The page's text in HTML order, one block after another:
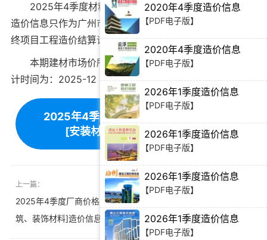
2025年4季度材料厂商设备价格第2册[安装材料]上部
造价信息只作为广州市建筑市场材料价格辅助参考资料,最
终项目工程造价结算请以双方协商为准。
本期建材市场价所属地区：广州,建材市场材料价格统
计时间为：2025-12
2025年4季度材料厂商设备价格第2册
[安装材料]上部造价信息下载
上一篇：
2025年4季度厂商价格第1册[建
筑、装饰材料]造价信息
2025年4季度材料厂商设备价格
第3册[安装材料]下部造价信息
2020年4季度造价信息
【PDF电子版】
2020年4季度造价信息
【PDF电子版】
2026年1季度造价信息
【PDF电子版】
2026年1季度造价信息
【PDF电子版】
2026年1季度造价信息
【PDF电子版】
2026年1季度造价信息
【PDF电子版】